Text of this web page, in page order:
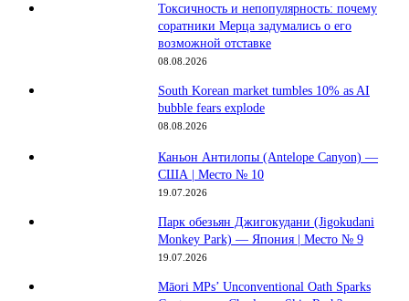
Токсичность и непопулярность: почему
соратники Мерца задумались о его
возможной отставке
08.08.2026
South Korean market tumbles 10% as AI
bubble fears explode
08.08.2026
Каньон Антилопы (Antelope Canyon) —
США | Место № 10
19.07.2026
Парк обезьян Джигокудани (Jigokudani
Monkey Park) — Япония | Место № 9
19.07.2026
Māori MPs’ Unconventional Oath Sparks